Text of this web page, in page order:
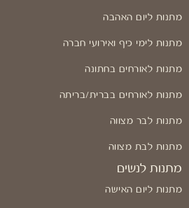
מתנות ליום האהבה
מתנות לימי כיף ואירועי חברה
מתנות לאורחים בחתונה
מתנות לאורחים בברית/בריתה
מתנות לבר מצווה
מתנות לבת מצווה
מתנות לנשים
מתנות ליום האישה